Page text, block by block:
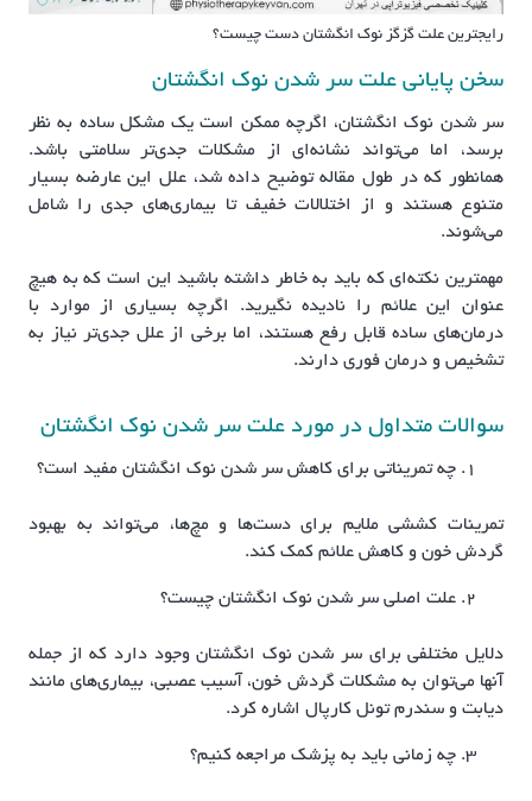
رایجترین علت گزگز نوک انگشتان دست چیست؟
سخن پایانی علت سر شدن نوک انگشتان
سر شدن نوک انگشتان، اگرچه ممکن است یک مشکل ساده به نظر
برسد، اما می‌تواند نشانه‌ای از مشکلات جدی‌تر سلامتی باشد.
همانطور که در طول مقاله توضیح داده شد، علل این عارضه بسیار
متنوع هستند و از اختلالات خفیف تا بیماری‌های جدی را شامل
می‌شوند.
مهمترین نکته‌ای که باید به خاطر داشته باشید این است که به هیچ
عنوان این علائم را نادیده نگیرید. اگرچه بسیاری از موارد با
درمان‌های ساده قابل رفع هستند، اما برخی از علل جدی‌تر نیاز به
تشخیص و درمان فوری دارند.
سوالات متداول در مورد علت سر شدن نوک انگشتان
چه تمریناتی برای کاهش سر شدن نوک انگشتان مفید است؟
تمرینات کششی ملایم برای دست‌ها و مچ‌ها، می‌تواند به بهبود
گردش خون و کاهش علائم کمک کند.
علت اصلی سر شدن نوک انگشتان چیست؟
دلایل مختلفی برای سر شدن نوک انگشتان وجود دارد که از جمله
آنها می‌توان به مشکلات گردش خون، آسیب عصبی، بیماری‌های مانند
دیابت و سندرم تونل کارپال اشاره کرد.
چه زمانی باید به پزشک مراجعه کنیم؟